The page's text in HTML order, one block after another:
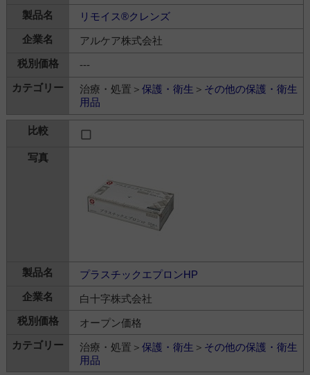
リモイス®クレンズ
アルケア株式会社
---
治療・処置＞ 保護・衛生 ＞ その他の保護・衛生
用品
プラスチックエプロンHP
白十字株式会社
オープン価格
治療・処置＞ 保護・衛生 ＞ その他の保護・衛生
用品